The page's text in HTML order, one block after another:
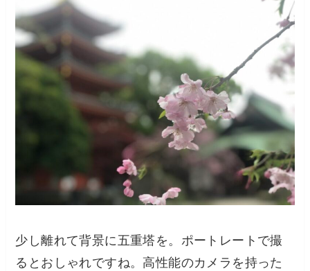
少し離れて背景に五重塔を。ポートレートで撮
るとおしゃれですね。高性能のカメラを持った